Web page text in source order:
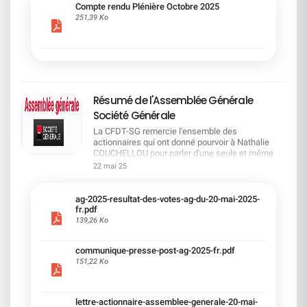
cadre du dialogue social.Bonne lecture !
Compte rendu Plénière Octobre 2025
251,39 Ko
Résumé de l'Assemblée Générale
Société Générale
La CFDT-SG remercie l'ensemble des
actionnaires qui ont donné pourvoir à Nathalie
COUCHELLOU pour parler d'une seule et même
voix.L'assemblée Générale s'est ouverte avec 4
souligné la forte amélioration en 2024 de tous les
facteurs financiers et le premier trimestre 2025
encourageant.Le Directeur Général, Slawomir
solide. Etre une banque simple et intégrée. Etre
une banque efficace. Etre une banque rentable. Le
22 mai 25
ag-2025-resultat-des-votes-ag-du-20-mai-2025-
fr.pdf
139,26 Ko
communique-presse-post-ag-2025-fr.pdf
151,22 Ko
lettre-actionnaire-assemblee-generale-20-mai-